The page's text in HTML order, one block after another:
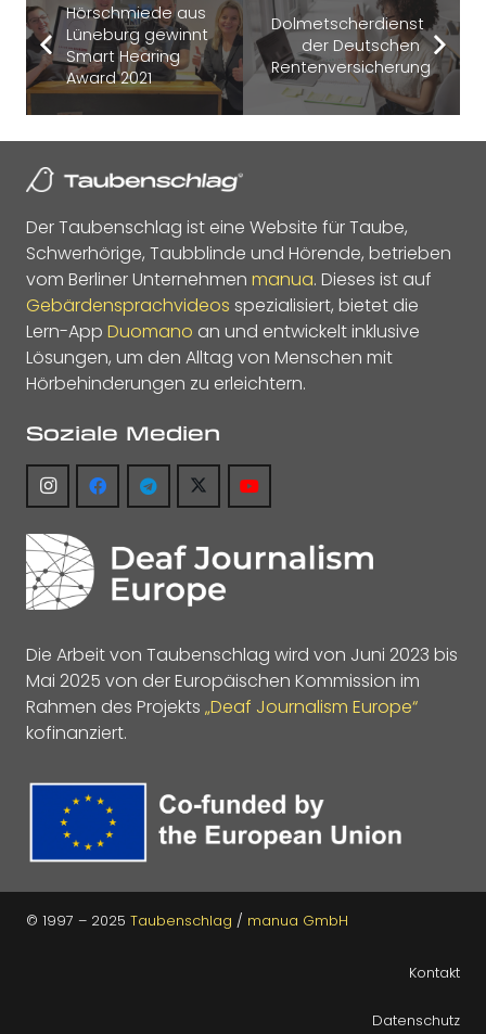
Hörschmiede aus
Lüneburg gewinnt
Smart Hearing
Award 2021
Dolmetscherdienst
der Deutschen
Rentenversicherung
Der Taubenschlag ist eine Website für Taube,
Schwerhörige, Taubblinde und Hörende, betrieben
vom Berliner Unternehmen manua. Dieses ist auf
Gebärdensprachvideos spezialisiert, bietet die
Lern-App Duomano an und entwickelt inklusive
Lösungen, um den Alltag von Menschen mit
Hörbehinderungen zu erleichtern.
Soziale Medien
Die Arbeit von Taubenschlag wird von Juni 2023 bis
Mai 2025 von der Europäischen Kommission im
Rahmen des Projekts „Deaf Journalism Europe“
kofinanziert.
© 1997 – 2025 Taubenschlag / manua GmbH
Kontakt
Datenschutz